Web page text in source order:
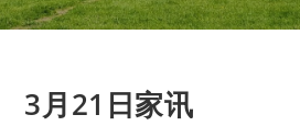
3月21日家讯